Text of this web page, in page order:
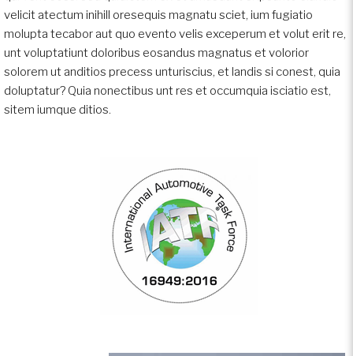
velicit atectum inihill oresequis magnatu sciet, ium fugiatio
molupta tecabor aut quo evento velis exceperum et volut erit re,
unt voluptatiunt doloribus eosandus magnatus et volorior
solorem ut anditios precess unturiscius, et landis si conest, quia
doluptatur? Quia nonectibus unt res et occumquia isciatio est,
sitem iumque ditios.